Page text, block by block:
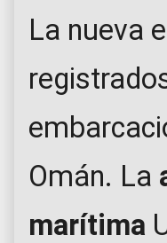
La nueva
Omán. La
marítima